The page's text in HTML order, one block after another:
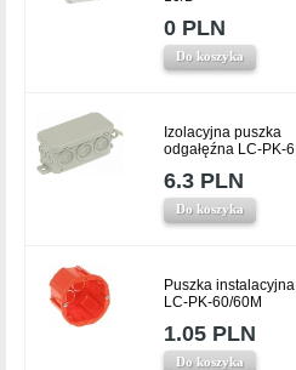
0 PLN
Do koszyka
Izolacyjna puszka
odgałęźna LC-PK-6
6.3 PLN
Do koszyka
Puszka instalacyjna
LC-PK-60/60M
1.05 PLN
Do koszyka